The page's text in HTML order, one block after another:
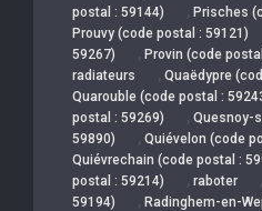
postal : 59144)
, Prisches
Prouvy (code postal : 59121)
59267)
, Provin (code
radiateurs
, Quaëdypre
Quarouble (code postal :
postal : 59269)
, Quesnoy-
59890)
, Quiévelon (code
Quiévrechain (code postal :
postal : 59214)
, raboter ,
59194)
, Radinghem-en-